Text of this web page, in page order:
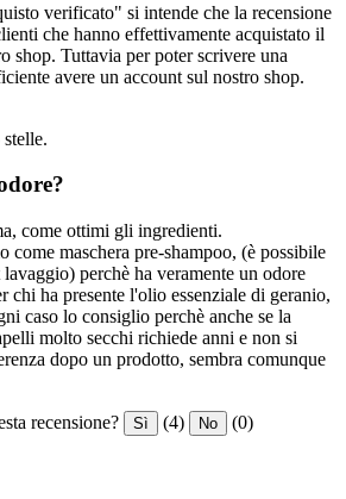
verificato" si intende che la recensione
che hanno effettivamente acquistato il
shop. Tuttavia per poter scrivere una
avere un account sul nostro shop.
come ottimi gli ingredienti.
come maschera pre-shampoo, (è possibile
perchè ha veramente un odore
chi ha presente l'olio essenziale di geranio,
caso lo consiglio perchè anche se la
molto secchi richiede anni e non si
dopo un prodotto, sembra comunque
recensione? Sì (4) No (0)